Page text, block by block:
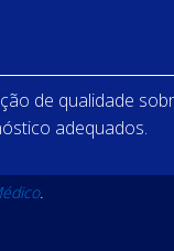
de qualidade
adequados.
.